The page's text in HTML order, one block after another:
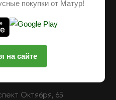
25 ЗАКАЗАТЬ ЗВОНОК
Октября, 65
покупки от Матур!
на сайте